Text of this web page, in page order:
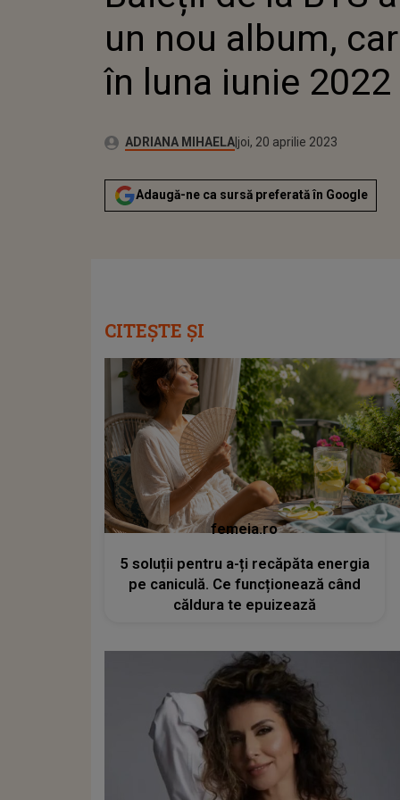
un nou album,
în luna iunie 2022
Autor:ADRIANA MIHAELAPublicat:
miercuri, 20 aprilie 2022
Actualizat:
joi, 20 aprilie 2023
Adaugă-ne ca sursă preferată în Google
CITEȘTE ȘI
femeia.ro
5 soluții pentru a-ți recăpăta energia
pe caniculă. Ce funcționează când
căldura te epuizează